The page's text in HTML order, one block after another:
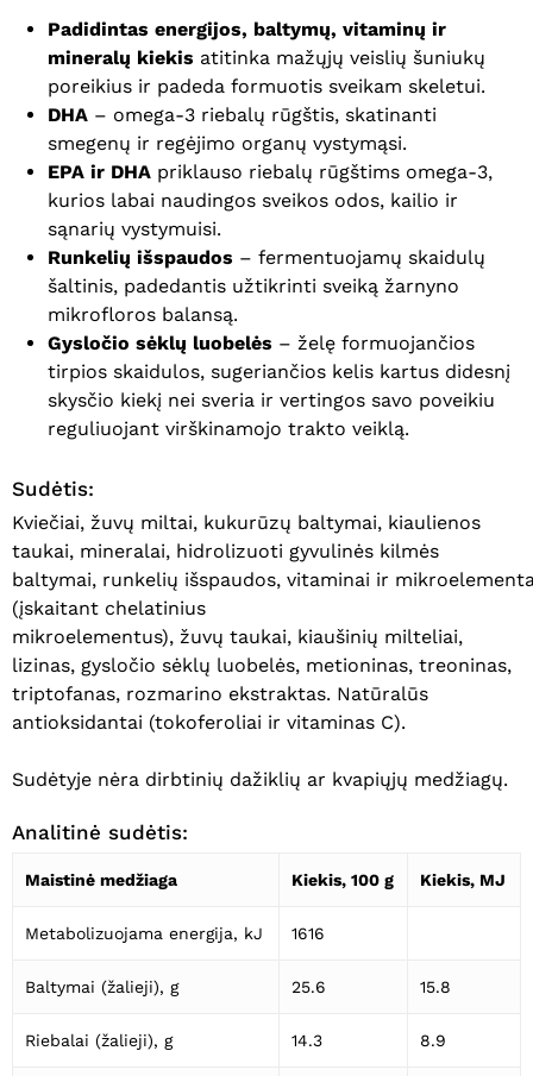
Padidintas energijos, baltymų, vitaminų ir
mineralų kiekis atitinka mažųjų veislių šuniukų
poreikius ir padeda formuotis sveikam skeletui.
DHA – omega-3 riebalų rūgštis, skatinanti
smegenų ir regėjimo organų vystymąsi.
EPA ir DHA priklauso riebalų rūgštims omega-3,
kurios labai naudingos sveikos odos, kailio ir
sąnarių vystymuisi.
Runkelių išspaudos – fermentuojamų skaidulų
šaltinis, padedantis užtikrinti sveiką žarnyno
mikrofloros balansą.
Gysločio sėklų luobelės – želę formuojančios
tirpios skaidulos, sugeriančios kelis kartus didesnį
skysčio kiekį nei sveria ir vertingos savo poveikiu
reguliuojant virškinamojo trakto veiklą.
Sudėtis:
Kviečiai, žuvų miltai, kukurūzų baltymai, kiaulienos
taukai, mineralai, hidrolizuoti gyvulinės kilmės
baltymai, runkelių išspaudos, vitaminai ir
(įskaitant chelatinius
mikroelementus), žuvų taukai, kiaušinių milteliai,
lizinas, gysločio sėklų luobelės, metioninas, treoninas,
triptofanas, rozmarino ekstraktas. Natūralūs
antioksidantai (tokoferoliai ir vitaminas C).
Sudėtyje nėra dirbtinių dažiklių ar kvapiųjų medžiagų.
Analitinė sudėtis:
Maistinė medžiaga Kiekis, 100 g Kiekis, MJ
Metabolizuojama energija, kJ 1616
Baltymai (žalieji), g 25.6 15.8
Riebalai (žalieji), g 14.3 8.9